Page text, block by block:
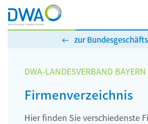
zur
DWA-LANDESVERBAND BAYERN
Firmenverzeichnis
Hier finden Sie verschiedenste